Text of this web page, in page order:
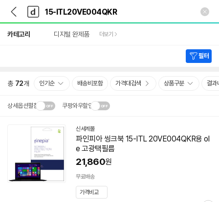
다
나
와
가
기
다
와
메
인
카테고리 디지털 완제품 더보기
필터
총 72개 인기순 배송비포함 가격대검색 상품구분 결과
상세옵션펼침 쿠팡와우할인
설치 환경·지역에 따라
배송·설치비가 달라집니다.닫
기
신세계몰
파인피아 씽크북 15-ITL 20VE004QKR용 ol
e 고광택필름
21,860원
무료배송
가격비교